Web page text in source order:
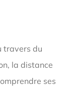
travers du
la distance
ses